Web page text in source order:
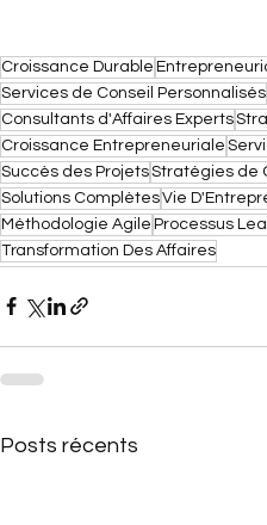
Croissance Durable
Services de Conseil Personnalisés
Consultants d'Affaires Experts
Croissance Entrepreneuriale
Succès des ProjetsStratégies de
Solutions ComplètesVie
Méthodologie Agile Processus
Transformation Des Affaires
Posts récents